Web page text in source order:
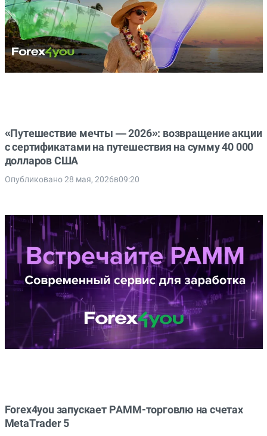
«Путешествие мечты — 2026»: возвращение акции
с сертификатами на путешествия на сумму 40 000
долларов США
Опубликовано 28 мая, 2026в09:20
Forex4you запускает PAMM-торговлю на счетах
MetaTrader 5